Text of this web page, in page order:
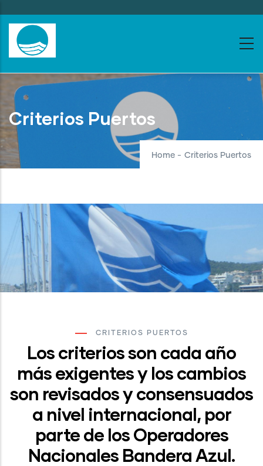
to
main
content
Criterios Puertos
Home - Criterios Puertos
CRITERIOS PUERTOS
Los criterios son cada año
más exigentes y los cambios
son revisados y consensuados
a nivel internacional, por
parte de los Operadores
Nacionales Bandera Azul.